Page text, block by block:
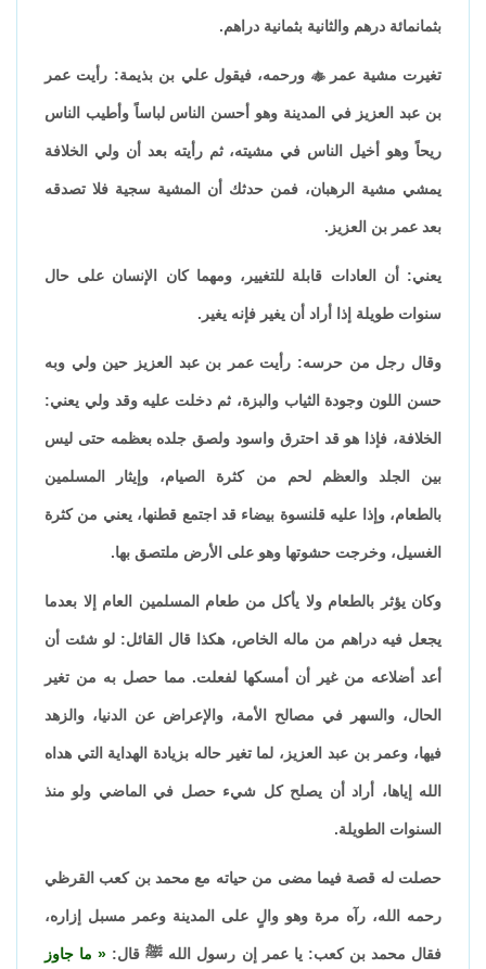
بثمانمائة درهم والثانية بثمانية دراهم.
تغيرت مشية عمر ورحمه، فيقول علي بن بذيمة: رأيت عمر
بن عبد العزيز في المدينة وهو أحسن الناس لباساً وأطيب الناس
ريحاً وهو أخيل الناس في مشيته، ثم رأيته بعد أن ولي الخلافة
يمشي مشية الرهبان، فمن حدثك أن المشية سجية فلا تصدقه
بعد عمر بن العزيز.
يعني: أن العادات قابلة للتغيير، ومهما كان الإنسان على حال
سنوات طويلة إذا أراد أن يغير فإنه يغير.
وقال رجل من حرسه: رأيت عمر بن عبد العزيز حين ولي وبه
حسن اللون وجودة الثياب والبزة، ثم دخلت عليه وقد ولي يعني:
الخلافة، فإذا هو قد احترق واسود ولصق جلده بعظمه حتى ليس
بين الجلد والعظم لحم من كثرة الصيام، وإيثار المسلمين
بالطعام، وإذا عليه قلنسوة بيضاء قد اجتمع قطنها، يعني من كثرة
الغسيل، وخرجت حشوتها وهو على الأرض ملتصق بها.
وكان يؤثر بالطعام ولا يأكل من طعام المسلمين العام إلا بعدما
يجعل فيه دراهم من ماله الخاص، هكذا قال القائل: لو شئت أن
أعد أضلاعه من غير أن أمسكها لفعلت. مما حصل به من تغير
الحال، والسهر في مصالح الأمة، والإعراض عن الدنيا، والزهد
فيها، وعمر بن عبد العزيز، لما تغير حاله بزيادة الهداية التي هداه
الله إياها، أراد أن يصلح كل شيء حصل في الماضي ولو منذ
السنوات الطويلة.
حصلت له قصة فيما مضى من حياته مع محمد بن كعب القرظي
رحمه الله، رآه مرة وهو والٍ على المدينة وعمر مسبل إزاره،
فقال محمد بن كعب: يا عمر إن رسول الله ﷺ قال: ما جاوز